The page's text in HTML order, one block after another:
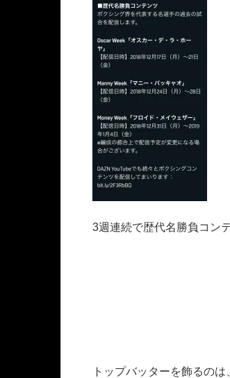
3週連続で歴代名勝負コン
トップバッターを飾るのは